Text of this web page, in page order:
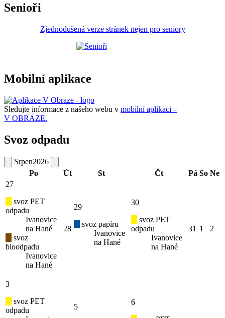
Senioři
Zjednodušená verze stránek nejen pro seniory
Mobilní aplikace
Sledujte informace z našeho webu v mobilní aplikaci –
V OBRAZE.
Svoz odpadu
Srpen2026
Po
Út St Čt Pá So Ne
27
svoz PET
odpadu
Ivanovice
na Hané
svoz
bioodpadu
Ivanovice
na Hané
28
29
svoz papíru
Ivanovice
na Hané
30
svoz PET
odpadu
Ivanovice
na Hané
31 1 2
3
svoz PET
odpadu
5
6